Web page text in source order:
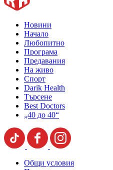
Новини
Начало
Любопитно
Програма
Предавания
На живо
Спорт
Darik Health
Търсене
Best Doctors
„40 до 40“
Общи условия